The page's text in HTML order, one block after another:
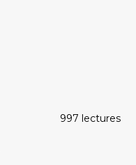
997 lectures